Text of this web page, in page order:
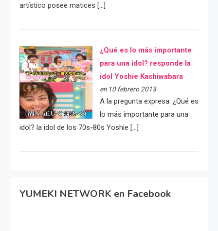
artístico posee matices […]
¿Qué es lo más importante
para una idol? responde la
idol Yoshie Kashiwabara
en 10 febrero 2013
A la pregunta expresa: ¿Qué es
lo más importante para una
idol? la idol de los 70s-80s Yoshie […]
YUMEKI NETWORK en Facebook